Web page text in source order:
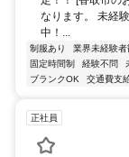
なります。 未経
中！...
制服あり 業界未経験者
固定時間制
経験不問
ブランクOK
交通費支
正社員